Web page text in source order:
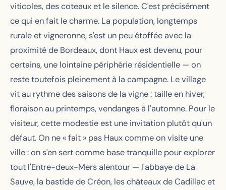
viticoles, des coteaux et le silence. C'est précisément
ce qui en fait le charme. La population, longtemps
rurale et vigneronne, s'est un peu étoffée avec la
proximité de Bordeaux, dont Haux est devenu, pour
certains, une lointaine périphérie résidentielle — on
reste toutefois pleinement à la campagne. Le village
vit au rythme des saisons de la vigne : taille en hiver,
floraison au printemps, vendanges à l'automne. Pour le
visiteur, cette modestie est une invitation plutôt qu'un
défaut. On ne « fait » pas Haux comme on visite une
ville : on s'en sert comme base tranquille pour explorer
tout l'Entre-deux-Mers alentour — l'abbaye de La
Sauve, la bastide de Créon, les châteaux de Cadillac et